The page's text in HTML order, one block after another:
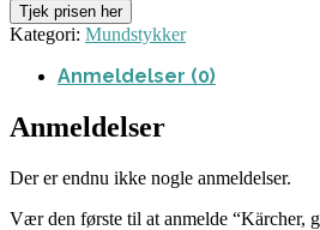
Tjek prisen her
Kategori: Mundstykker
Anmeldelser (0)
Anmeldelser
Der er endnu ikke nogle anmeldelser.
Vær den første til at anmelde “Kärcher,